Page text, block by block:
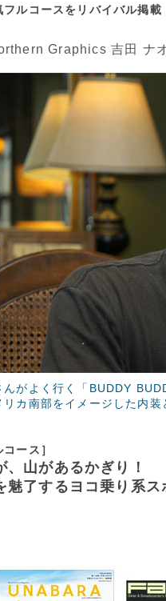
フルコースをリバイバル掲載
Graphics 吉田 ナ
がよく行く「BUDDY
カ南部をイメージした内装
コース］
、山があるかぎり！
魅了するヨコ乗り系